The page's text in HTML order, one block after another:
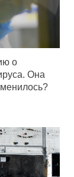
о
Она